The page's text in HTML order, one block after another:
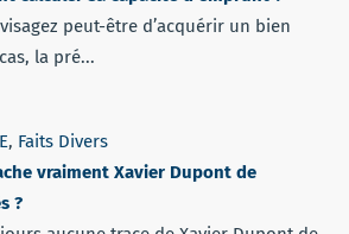
peut-être d’acquérir un bien
la pré...
, Faits Divers
vraiment Xavier Dupont de
?